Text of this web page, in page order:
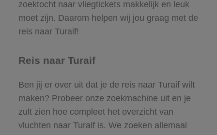
zoektocht naar vliegtickets makkelijk en leuk
moet zijn. Daarom helpen wij jou graag met de
reis naar Turaif!
Reis naar Turaif
Ben jij er over uit dat je de reis naar Turaif wilt
maken? Probeer onze zoekmachine uit en je
zult zien hoe compleet het overzicht van
vluchten naar Turaif is. We zoeken allemaal